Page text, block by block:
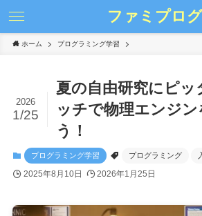
ファミプログ
ホーム プログラミング学習
夏の自由研究にピッ
ッチで物理エンジ
う！
2026
1/25
プログラミング学習 プログラミング
2025年8月10日 2026年1月25日